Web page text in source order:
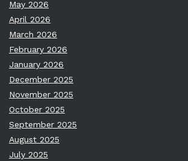
May 2026
April 2026
March 2026
February 2026
January 2026
December 2025
November 2025
October 2025
September 2025
August 2025
July 2025